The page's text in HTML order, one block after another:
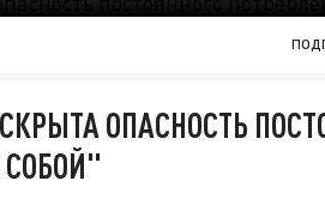
ОПАСНОСТЬ